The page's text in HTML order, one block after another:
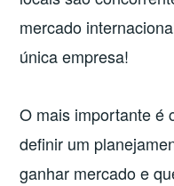
mercado
única empresa!
O mais importante é
definir um
ganhar mercado e